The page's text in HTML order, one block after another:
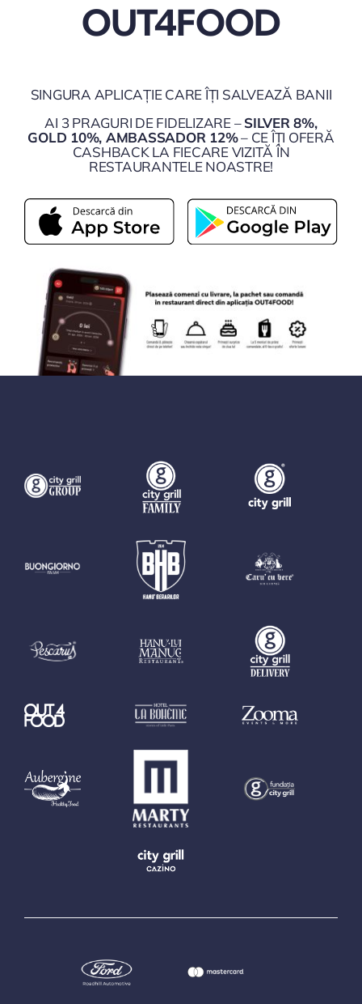
OUT4FOOD
SINGURA APLICAȚIE CARE ÎȚI SALVEAZĂ BANII
AI 3 PRAGURI DE FIDELIZARE –SILVER 8%,
GOLD 10%, AMBASSADOR 12%– CE ÎȚI OFERĂ
CASHBACK LA FIECARE VIZITĂ ÎN
RESTAURANTELE NOASTRE!